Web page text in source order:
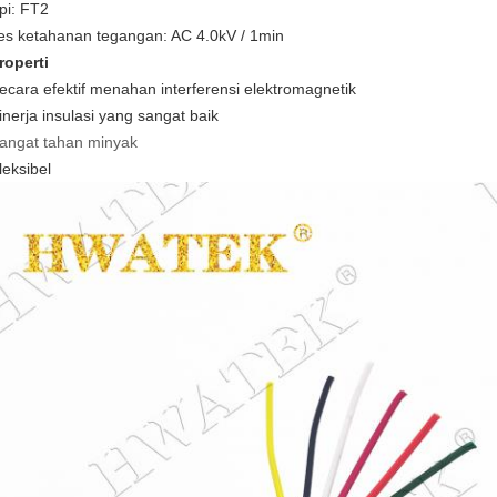
FT2
ketahanan tegangan: AC 4.0kV / 1min
efektif menahan interferensi elektromagnetik
insulasi yang sangat baik
tahan minyak